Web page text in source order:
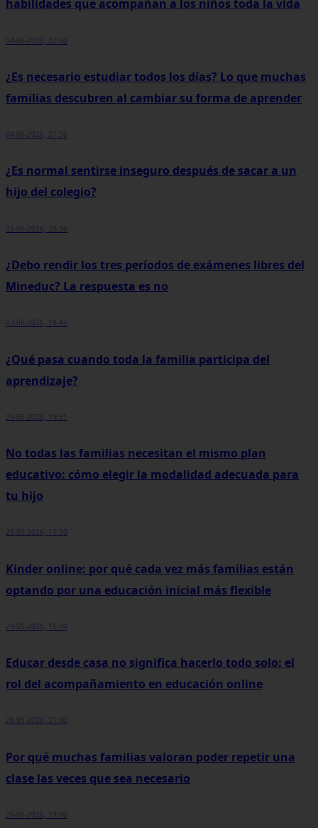
habilidades que acompañan a los niños toda la vida
04-06-2026, 22:00
¿Es necesario estudiar todos los días? Lo que muchas
familias descubren al cambiar su forma de aprender
04-06-2026, 21:36
¿Es normal sentirse inseguro después de sacar a un
hijo del colegio?
03-06-2026, 20:30
¿Debo rendir los tres períodos de exámenes libres del
Mineduc? La respuesta es no
03-06-2026, 18:45
¿Qué pasa cuando toda la familia participa del
aprendizaje?
29-05-2026, 19:31
No todas las familias necesitan el mismo plan
educativo: cómo elegir la modalidad adecuada para
tu hijo
29-05-2026, 17:30
Kinder online: por qué cada vez más familias están
optando por una educación inicial más flexible
29-05-2026, 15:00
Educar desde casa no significa hacerlo todo solo: el
rol del acompañamiento en educación online
28-05-2026, 21:00
Por qué muchas familias valoran poder repetir una
clase las veces que sea necesario
28-05-2026, 19:00